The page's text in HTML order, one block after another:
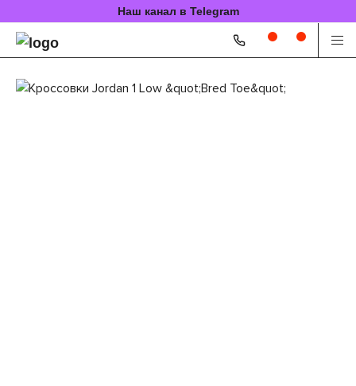
Наш канал в Telegram